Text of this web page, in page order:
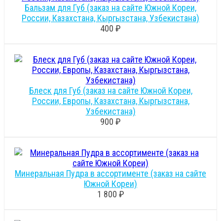
Бальзам для Губ (заказ на сайте Южной Кореи,
России, Казахстана, Кыргызстана, Узбекистана)
400 ₽
Блеск для Губ (заказ на сайте Южной Кореи,
России, Европы, Казахстана, Кыргызстана,
Узбекистана)
900 ₽
Минеральная Пудра в ассортименте (заказ на сайте
Южной Кореи)
1 800 ₽